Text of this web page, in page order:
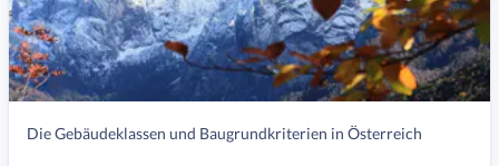
Die Gebäudeklassen und Baugrundkriterien in Österreich